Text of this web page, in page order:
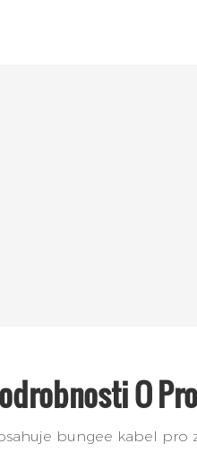
O
bungee kabel pro